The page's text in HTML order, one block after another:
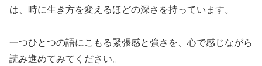
は、時に生き方を変えるほどの深さを持っています。
一つひとつの語にこもる緊張感と強さを、心で感じながら
読み進めてみてください。